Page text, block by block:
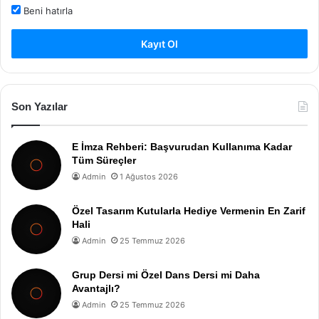
Beni hatırla
Kayıt Ol
Son Yazılar
E İmza Rehberi: Başvurudan Kullanıma Kadar
Tüm Süreçler
Admin 1 Ağustos 2026
Özel Tasarım Kutularla Hediye Vermenin En Zarif
Hali
Admin 25 Temmuz 2026
Grup Dersi mi Özel Dans Dersi mi Daha
Avantajlı?
Admin 25 Temmuz 2026